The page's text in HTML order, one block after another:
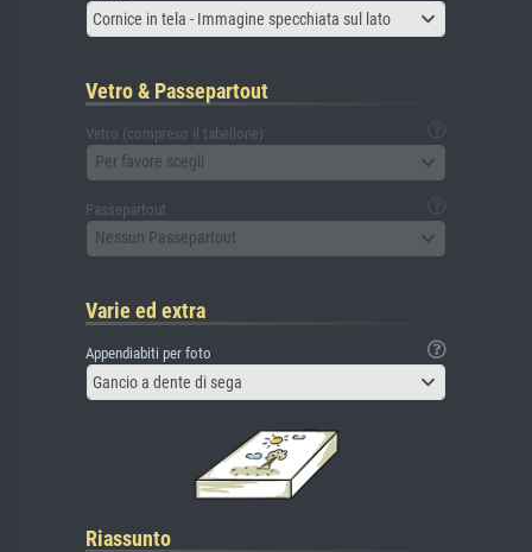
Cornice in tela - Immagine specchiata sul lato
Vetro & Passepartout
Vetro (compreso il tabellone)
Per favore scegli
Passepartout
Nessun Passepartout
Varie ed extra
Appendiabiti per foto
Gancio a dente di sega
Riassunto